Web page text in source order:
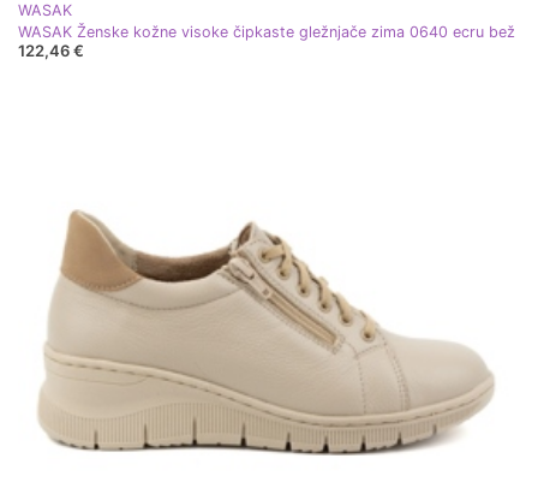
WASAK
WASAK Ženske kožne visoke čipkaste gležnjače zima 0640 ecru bež
122,46 €